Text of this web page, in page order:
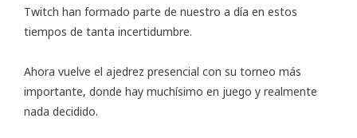
Twitch han formado parte de nuestro a día en estos
tiempos de tanta incertidumbre.
Ahora vuelve el ajedrez presencial con su torneo más
importante, donde hay muchísimo en juego y realmente
nada decidido.